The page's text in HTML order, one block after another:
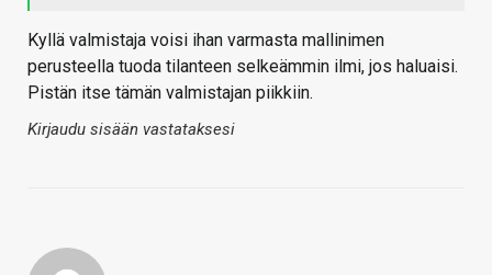
Kyllä valmistaja voisi ihan varmasta mallinimen
perusteella tuoda tilanteen selkeämmin ilmi, jos haluaisi.
Pistän itse tämän valmistajan piikkiin.
Kirjaudu sisään vastataksesi